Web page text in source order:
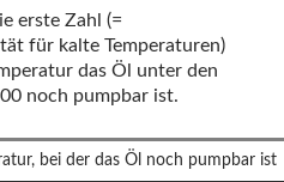
erste Zahl (=
für kalte Temperaturen)
das Öl unter den
noch pumpbar ist.
bei der das Öl noch pumpbar ist